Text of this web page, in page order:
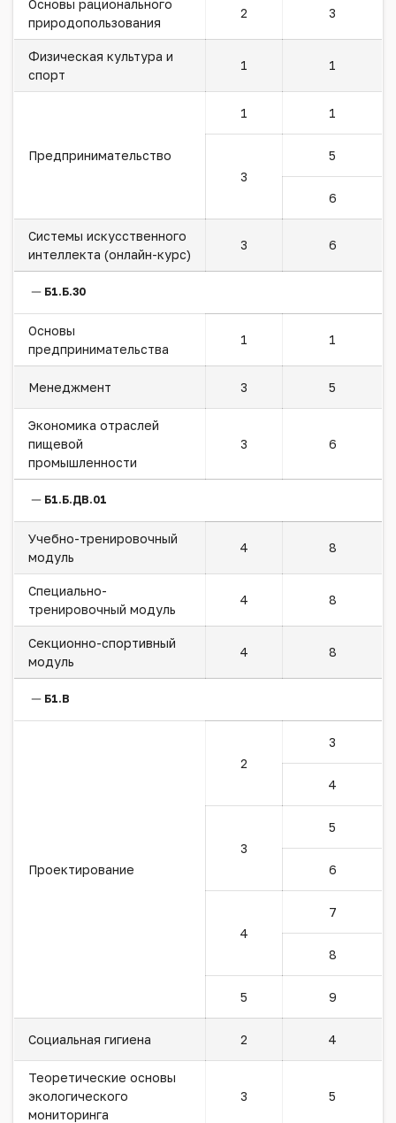
Основы рационального
природопользования
2 3
Физическая культура и
спорт
1 1
Предпринимательство
1 1
3
5
6
Системы искусственного
интеллекта (онлайн-курс)
3 6
Б1.Б.30
Основы
предпринимательства
1 1
Менеджмент 3 5
Экономика отраслей
пищевой
промышленности
3 6
Б1.Б.ДВ.01
Учебно-тренировочный
модуль
4 8
Специально-
тренировочный модуль
4 8
Секционно-спортивный
модуль
4 8
Б1.В
Проектирование
2
3
4
3
5
6
4
7
8
5 9
Социальная гигиена 2 4
Теоретические основы
экологического
мониторинга
3 5